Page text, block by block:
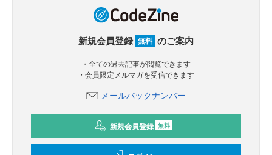
新規会員登録 無料 のご案内
・全ての過去記事が閲覧できます
・会員限定メルマガを受信できます
メールバックナンバー
新規会員登録 無料